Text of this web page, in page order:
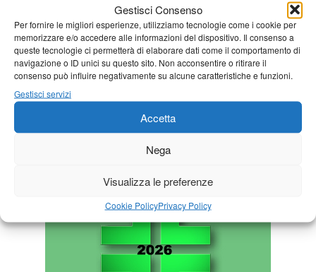
Gestisci Consenso
Per fornire le migliori esperienze, utilizziamo tecnologie come i cookie per
memorizzare e/o accedere alle informazioni del dispositivo. Il consenso a
queste tecnologie ci permetterà di elaborare dati come il comportamento di
navigazione o ID unici su questo sito. Non acconsentire o ritirare il
consenso può influire negativamente su alcune caratteristiche e funzioni.
Gestisci servizi
Accetta
Nega
Visualizza le preferenze
Cookie PolicyPrivacy Policy
Agosto 2026
Set »
L
M M G V S
D
1
2
3
4 5 6 7 8
9
10
11 12 13 14 15
16
20